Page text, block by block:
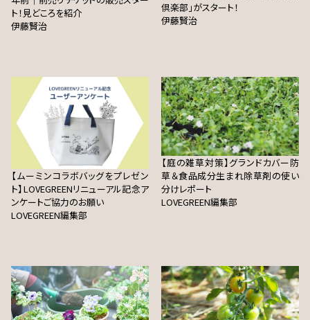
ト！見どころを紹介
伊藤賢治
倶楽部」がスタート！
伊藤賢治
【ムーミンコラボバッグをプレゼン
ト】LOVEGREENリニューアル記念ア
ンケートご協力のお願い
LOVEGREEN編集部
【庭の雑草対策】グランドカバー防
草＆食品成分生まれ除草剤の使い
分けレポート
LOVEGREEN編集部